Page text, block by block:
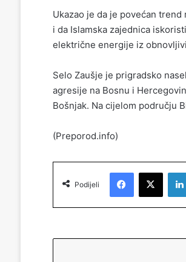
Ukazao je da je povećan
i da Islamska zajednica
električne energije iz
Selo Zaušje je prigradsko
agresije na Bosnu i
Bošnjak. Na cijelom području
(Preporod.info)
Podijeli
Facebook X